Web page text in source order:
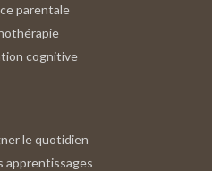
parentale
cognitive
le quotidien
apprentissages